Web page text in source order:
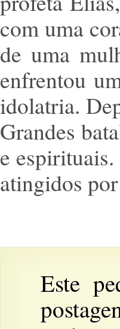
com uma
de uma
enfrentou
idolatria.
Grandes
e
atingidos
Este